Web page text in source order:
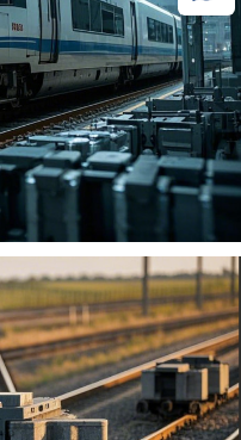
- सटीकता वाले स्टील रेल
अधिक वजन वाले। उच्च - गति
होते हैं। टाइप IV और टाइप V